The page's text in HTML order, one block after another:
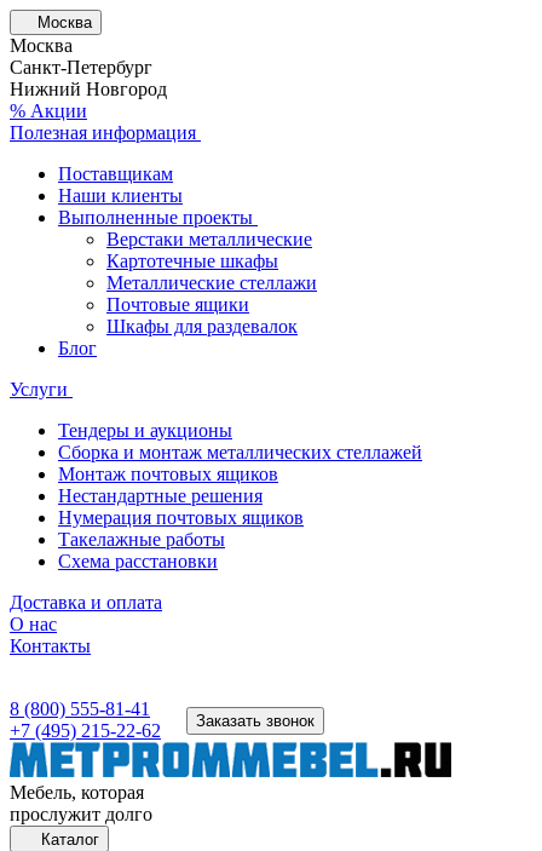
Москва
Москва
Санкт-Петербург
Нижний Новгород
% Акции
Полезная информация
Поставщикам
Наши клиенты
Выполненные проекты
Верстаки металлические
Картотечные шкафы
Металлические стеллажи
Почтовые ящики
Шкафы для раздевалок
Блог
Услуги
Тендеры и аукционы
Сборка и монтаж металлических стеллажей
Монтаж почтовых ящиков
Нестандартные решения
Нумерация почтовых ящиков
Такелажные работы
Схема расстановки
Доставка и оплата
О нас
Контакты
8 (800) 555-81-41
+7 (495) 215-22-62
Заказать звонок
Мебель, которая
прослужит долго
Каталог